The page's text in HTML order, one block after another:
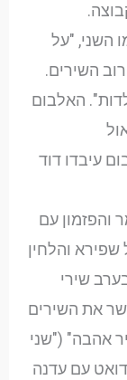
השני, "על
השירים.
האלבום
עיבדו דוד
והפזמון עם
והלחין
שירי
את השירים
אהבה" ("שני
עם עדנה